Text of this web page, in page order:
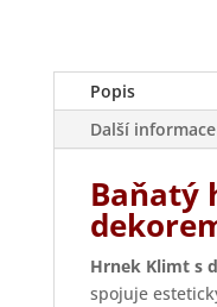
Popis
Další informace
Baňatý
Hrnek Klimt s
spojuje